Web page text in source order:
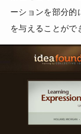
ーションを部分的
を与えることがで